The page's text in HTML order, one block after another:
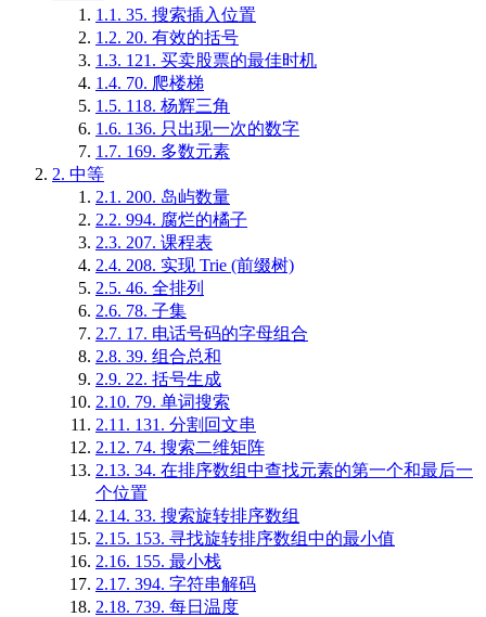
1.1. 35. 搜索插入位置
1.2. 20. 有效的括号
1.3. 121. 买卖股票的最佳时机
1.4. 70. 爬楼梯
1.5. 118. 杨辉三角
1.6. 136. 只出现一次的数字
1.7. 169. 多数元素
2. 中等
2.1. 200. 岛屿数量
2.2. 994. 腐烂的橘子
2.3. 207. 课程表
2.4. 208. 实现 Trie (前缀树)
2.5. 46. 全排列
2.6. 78. 子集
2.7. 17. 电话号码的字母组合
2.8. 39. 组合总和
2.9. 22. 括号生成
2.10. 79. 单词搜索
2.11. 131. 分割回文串
2.12. 74. 搜索二维矩阵
2.13. 34. 在排序数组中查找元素的第一个和最后一
个位置
2.14. 33. 搜索旋转排序数组
2.15. 153. 寻找旋转排序数组中的最小值
2.16. 155. 最小栈
2.17. 394. 字符串解码
2.18. 739. 每日温度